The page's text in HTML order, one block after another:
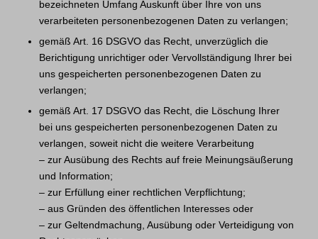
bezeichneten Umfang Auskunft über Ihre von uns
verarbeiteten personenbezogenen Daten zu verlangen;
gemäß Art. 16 DSGVO das Recht, unverzüglich die
Berichtigung unrichtiger oder Vervollständigung Ihrer bei
uns gespeicherten personenbezogenen Daten zu
verlangen;
gemäß Art. 17 DSGVO das Recht, die Löschung Ihrer
bei uns gespeicherten personenbezogenen Daten zu
verlangen, soweit nicht die weitere Verarbeitung
– zur Ausübung des Rechts auf freie Meinungsäußerung
und Information;
– zur Erfüllung einer rechtlichen Verpflichtung;
– aus Gründen des öffentlichen Interesses oder
– zur Geltendmachung, Ausübung oder Verteidigung von